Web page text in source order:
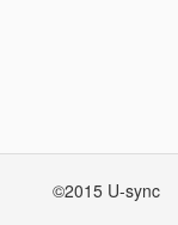
©2015 U-sync